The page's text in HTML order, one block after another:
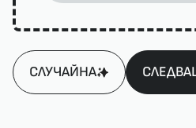
СЛУЧАЙНА